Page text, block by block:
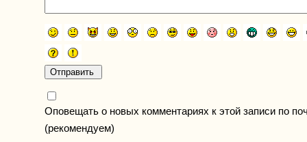
Оповещать о новых комментариях к этой записи по
(рекомендуем)